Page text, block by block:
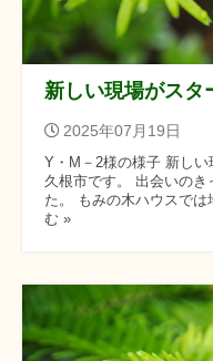
2025年07月19日
Y・M－2様の様子 新し
久根市です。 出会いの
た。 もみの木ハウスで
む »